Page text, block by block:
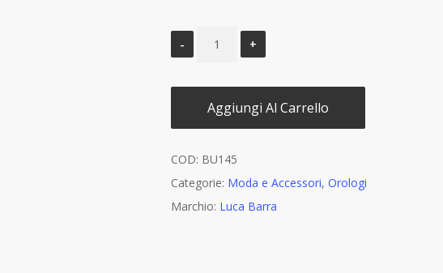
Aggiungi Al Carrello
COD: BU145
Categorie: Moda e Accessori, Orologi
Marchio: Luca Barra